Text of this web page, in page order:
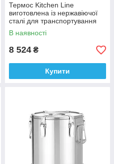
Термос Kitchen Line
виготовлена із нержавіючої
сталі для транспортування
харчових продуктів - 10л
В наявності
8 524 ₴
Купити